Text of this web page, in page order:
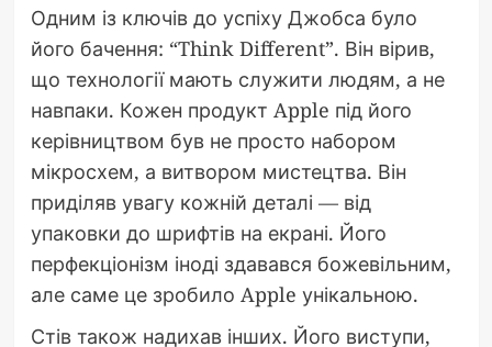
Одним із ключів до успіху Джобса було
його бачення: “Think Different”. Він вірив,
що технології мають служити людям, а не
навпаки. Кожен продукт Apple під його
керівництвом був не просто набором
мікросхем, а витвором мистецтва. Він
приділяв увагу кожній деталі — від
упаковки до шрифтів на екрані. Його
перфекціонізм іноді здавався божевільним,
але саме це зробило Apple унікальною.
Стів також надихав інших. Його виступи,